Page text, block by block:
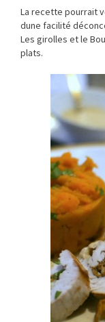
La recette pourrait
dune facilité
Les girolles et le
plats.